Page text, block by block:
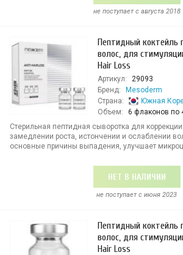
не поступает c августа 2018
Пептидный коктейль
волос, для
Hair Loss
Артикул:
29093
Бренд:
Mesoderm
Страна:
Южная
Объем:
6 флаконов по
Стерильная пептидная сыворотка для
замедлении роста, истончении и ослаблении
основные причины выпадения, улучшает
НЕТ В НАЛИЧИИ
не поступает c июня 2023
Пептидный коктейль
волос, для
Hair Loss